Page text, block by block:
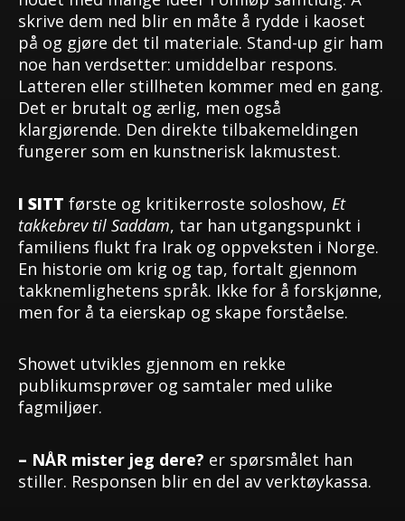
skrive dem ned blir en måte å rydde i kaoset
på og gjøre det til materiale. Stand-up gir ham
noe han verdsetter: umiddelbar respons.
Latteren eller stillheten kommer med en gang.
Det er brutalt og ærlig, men også
klargjørende. Den direkte tilbakemeldingen
fungerer som en kunstnerisk lakmustest.
I SITT første og kritikerroste soloshow, Et
takkebrev til Saddam, tar han utgangspunkt i
familiens flukt fra Irak og oppveksten i Norge.
En historie om krig og tap, fortalt gjennom
takknemlighetens språk. Ikke for å forskjønne,
men for å ta eierskap og skape forståelse.
Showet utvikles gjennom en rekke
publikumsprøver og samtaler med ulike
fagmiljøer.
– NÅR mister jeg dere? er spørsmålet han
stiller. Responsen blir en del av verktøykassa.